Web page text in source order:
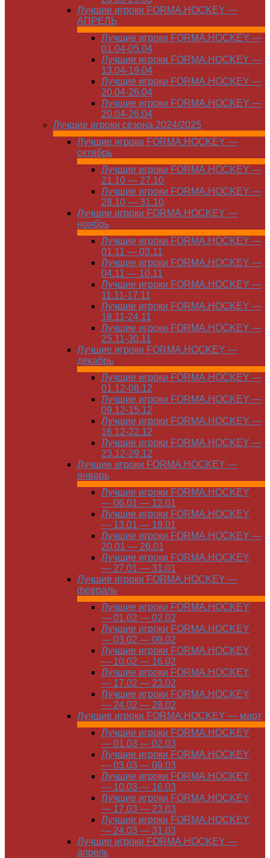
Лучшие игроки FORMA.HOCKEY —
АПРЕЛЬ
Лучшие игроки FORMA.HOCKEY —
01.04-05.04
Лучшие игроки FORMA.HOCKEY —
13.04-19.04
Лучшие игроки FORMA.HOCKEY —
20.04-26.04
Лучшие игроки FORMA.HOCKEY —
20.04-26.04
Лучшие игроки сезона 2024/2025
Лучшие игроки FORMA.HOCKEY —
октябрь
Лучшие игроки FORMA.HOCKEY —
21.10 — 27.10
Лучшие игроки FORMA.HOCKEY —
28.10 — 31.10
Лучшие игроки FORMA.HOCKEY —
ноябрь
Лучшие игроки FORMA.HOCKEY —
01.11 — 03.11
Лучшие игроки FORMA.HOCKEY —
04.11 — 10.11
Лучшие игроки FORMA.HOCKEY —
11.11-17.11
Лучшие игроки FORMA.HOCKEY —
18.11-24.11
Лучшие игроки FORMA.HOCKEY —
25.11-30.11
Лучшие игроки FORMA.HOCKEY —
декабрь
Лучшие игроки FORMA.HOCKEY —
01.12-08.12
Лучшие игроки FORMA.HOCKEY —
09.12-15.12
Лучшие игроки FORMA.HOCKEY —
16.12-22.12
Лучшие игроки FORMA.HOCKEY —
23.12-29.12
Лучшие игроки FORMA.HOCKEY —
январь
Лучшие игроки FORMA.HOCKEY
— 06.01 — 12.01
Лучшие игроки FORMA.HOCKEY
— 13.01 — 19.01
Лучшие игроки FORMA.HOCKEY —
20.01 — 26.01
Лучшие игроки FORMA.HOCKEY
— 27.01 — 31.01
Лучшие игроки FORMA.HOCKEY —
февраль
Лучшие игроки FORMA.HOCKEY
— 01.02 — 02.02
Лучшие игроки FORMA.HOCKEY
— 03.02 — 09.02
Лучшие игроки FORMA.HOCKEY
— 10.02 — 16.02
Лучшие игроки FORMA.HOCKEY
— 17.02 — 23.02
Лучшие игроки FORMA.HOCKEY
— 24.02 — 28.02
Лучшие игроки FORMA.HOCKEY — март
Лучшие игроки FORMA.HOCKEY
— 01.03 — 02.03
Лучшие игроки FORMA.HOCKEY
— 03.03 — 09.03
Лучшие игроки FORMA.HOCKEY
— 10.03 — 16.03
Лучшие игроки FORMA.HOCKEY
— 17.03 — 23.03
Лучшие игроки FORMA.HOCKEY
— 24.03 — 31.03
Лучшие игроки FORMA.HOCKEY —
апрель